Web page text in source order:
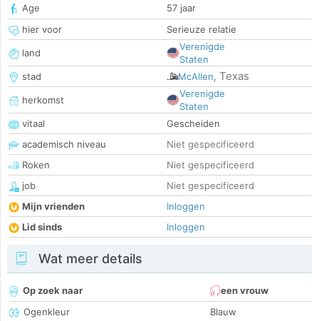
Age
57 jaar
hier voor
Serieuze relatie
land
Verenigde
Staten
stad
McAllen, Texas
herkomst
Verenigde
Staten
vitaal
Gescheiden
academisch niveau
Niet gespecificeerd
Roken
Niet gespecificeerd
job
Niet gespecificeerd
Mijn vrienden
Inloggen
Lid sinds
Inloggen
Wat meer details
Op zoek naar
een vrouw
Ogenkleur
Blauw